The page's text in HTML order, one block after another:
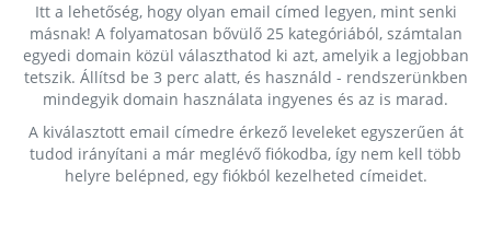
Itt a lehetőség, hogy olyan email címed legyen, mint senki
másnak! A folyamatosan bővülő 25 kategóriából, számtalan
egyedi domain közül választhatod ki azt, amelyik a legjobban
tetszik. Állítsd be 3 perc alatt, és használd - rendszerünkben
mindegyik domain használata ingyenes és az is marad.
A kiválasztott email címedre érkező leveleket egyszerűen át
tudod irányítani a már meglévő fiókodba, így nem kell több
helyre belépned, egy fiókból kezelheted címeidet.